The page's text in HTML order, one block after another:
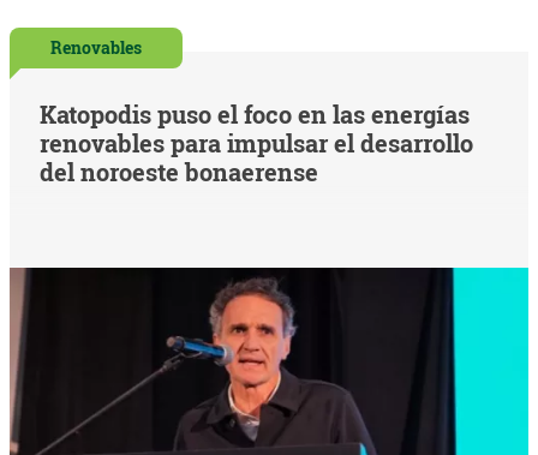
Renovables
Katopodis puso el foco en las energías
renovables para impulsar el desarrollo
del noroeste bonaerense